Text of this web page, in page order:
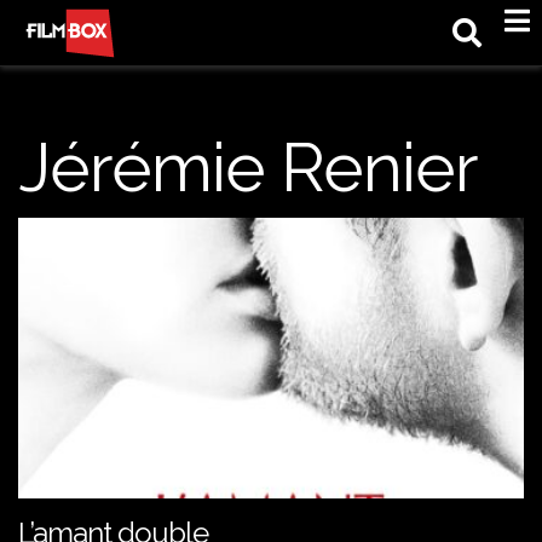
Jérémie Renier
L’amant double